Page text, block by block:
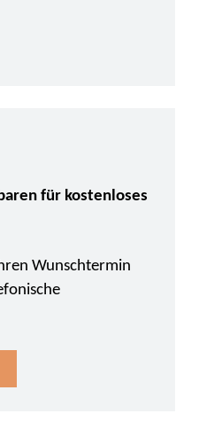
für kostenloses
Wunschtermin